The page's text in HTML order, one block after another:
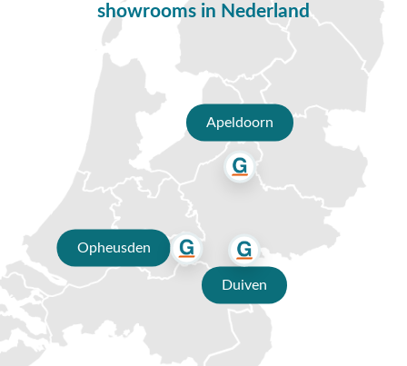
Heeft u nog vragen over de Hartman Sophie Element dining
armchair moss groen? Bel, mail of breng een bezoek aan onze
showroom in Opheusden, Duiven of Apeldoorn. Onze
verkoopadviseurs helpen u graag bij het maken van de juiste
keuze voor een nieuwe tuinstoel.
showrooms in Nederland
Apeldoorn
Opheusden
Duiven